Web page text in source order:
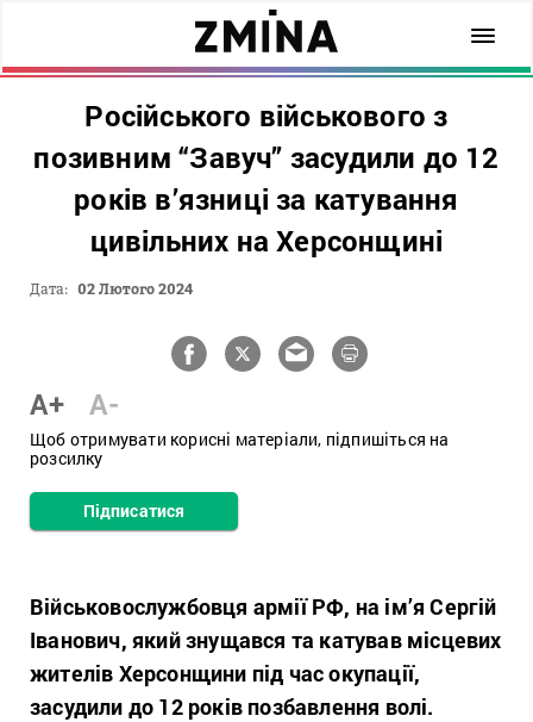
Російського військового з
позивним “Завуч” засудили до 12
років в’язниці за катування
цивільних на Херсонщині
Дата: 02 Лютого 2024
A+ A-
Щоб отримувати корисні матеріали, підпишіться на
розсилку
Підписатися
Військовослужбовця армії РФ, на ім’я Сергій
Іванович, який знущався та катував місцевих
жителів Херсонщини під час окупації,
засудили до 12 років позбавлення волі.